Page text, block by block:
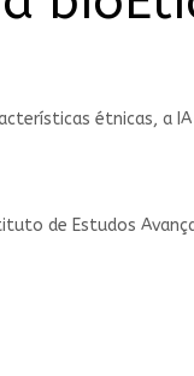
étnicas, a
de Estudos